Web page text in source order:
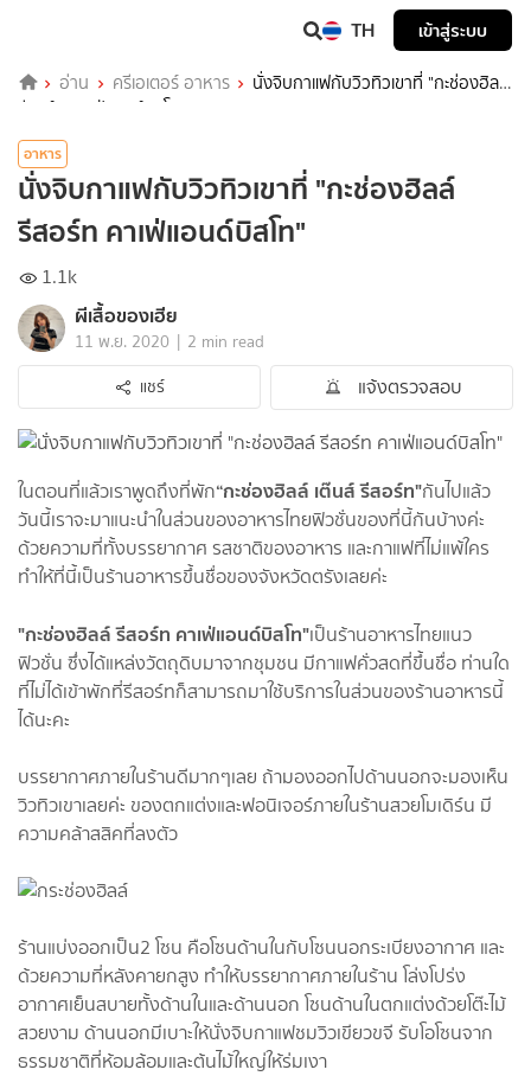
TH เข้าสู่ระบบ
อ่าน ครีเอเตอร์ อาหาร
นั่งจิบกาแฟกับวิวทิวเขาที่ "กะช่องฮิลล์
รีสอร์ท คาเฟ่แอนด์บิสโท"
อาหาร
นั่งจิบกาแฟกับวิวทิวเขาที่ "กะช่องฮิลล์
รีสอร์ท คาเฟ่แอนด์บิสโท"
1.1k
ผีเสื้อของเฮีย
11 พ.ย. 2020 | 2 min read
แชร์
แจ้งตรวจสอบ
ในตอนที่แล้วเราพูดถึงที่พัก“กะช่องฮิลล์ เต๊นส์ รีสอร์ท"กันไปแล้ว
วันนี้เราจะมาแนะนำในส่วนของอาหารไทยฟิวชั่นของที่นี้กันบ้างค่ะ
ด้วยความที่ทั้งบรรยากาศ รสชาติของอาหาร และกาแฟที่ไม่แพ้ใคร
ทำให้ที่นี้เป็นร้านอาหารขึ้นชื่อของจังหวัดตรังเลยค่ะ
"กะช่องฮิลล์ รีสอร์ท คาเฟ่แอนด์บิสโท"เป็นร้านอาหารไทยแนว
ฟิวชั่น ซึ่งได้แหล่งวัตถุดิบมาจากชุมชน มีกาแฟคั่วสดที่ขึ้นชื่อ ท่านใด
ที่ไม่ได้เข้าพักที่รีสอร์ทก็สามารถมาใช้บริการในส่วนของร้านอาหารนี้
ได้นะคะ
บรรยากาศภายในร้านดีมากๆเลย ถ้ามองออกไปด้านนอกจะมองเห็น
วิวทิวเขาเลยค่ะ ของตกแต่งและฟอนิเจอร์ภายในร้านสวยโมเดิร์น มี
ความคล้าสสิคที่ลงตัว
ร้านแบ่งออกเป็น2 โซน คือโซนด้านในกับโซนนอกระเบียงอากาศ และ
ด้วยความที่หลังคายกสูง ทำให้บรรยากาศภายในร้าน โล่งโปร่ง
อากาศเย็นสบายทั้งด้านในและด้านนอก โซนด้านในตกแต่งด้วยโต๊ะไม้
สวยงาม ด้านนอกมีเบาะให้นั่งจิบกาแฟชมวิวเขียวขจี รับโอโซนจาก
ธรรมชาติที่ห้อมล้อมและต้นไม้ใหญ่ให้ร่มเงา